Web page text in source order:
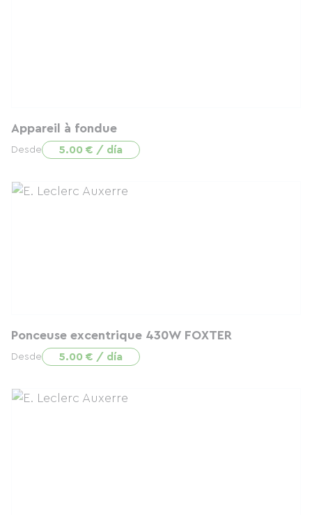
Appareil à fondue
Desde 5.00 € / día
Ponceuse excentrique 430W FOXTER
Desde 5.00 € / día